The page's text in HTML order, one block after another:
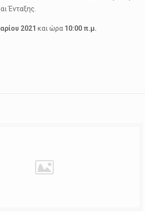
Ένταξης.
2021 και ώρα 10:00 π.μ.